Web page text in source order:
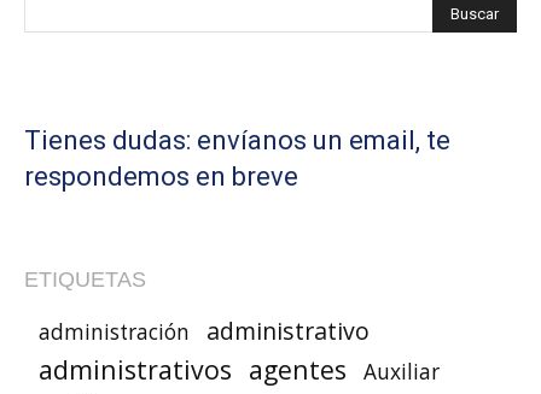
Tienes dudas: envíanos un email, te
respondemos en breve
ETIQUETAS
administración administrativo
administrativos agentes
Auxiliar